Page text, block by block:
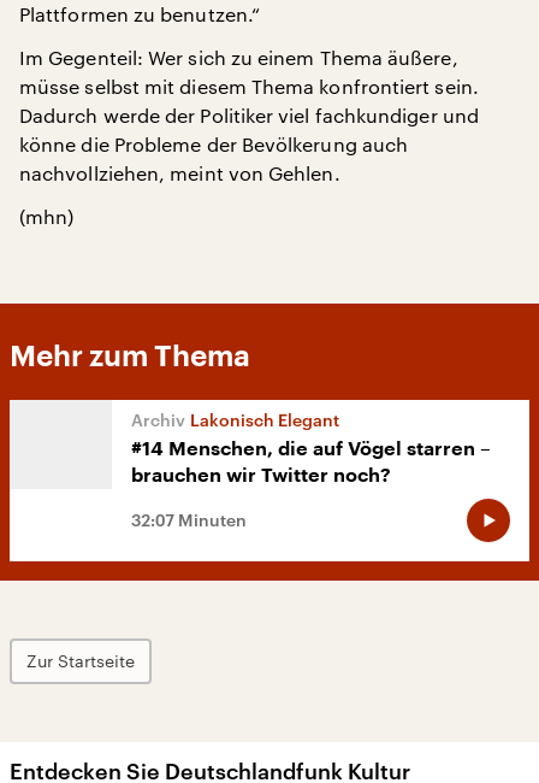
Plattformen zu benutzen.“
Im Gegenteil: Wer sich zu einem Thema äußere,
müsse selbst mit diesem Thema konfrontiert sein.
Dadurch werde der Politiker viel fachkundiger und
könne die Probleme der Bevölkerung auch
nachvollziehen, meint von Gehlen.
(mhn)
Mehr zum Thema
Lakonisch Elegant
#14 Menschen, die auf Vögel starren –
brauchen wir Twitter noch?
32:07 Minuten
Zur Startseite
Entdecken Sie Deutschlandfunk Kultur